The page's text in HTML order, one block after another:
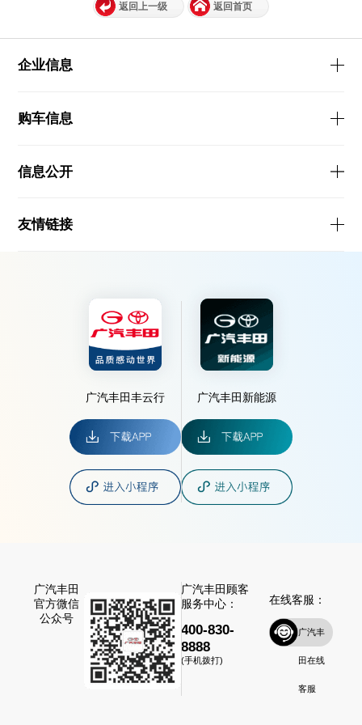
返回上一级 返回首页
企业信息
购车信息
信息公开
友情链接
广汽丰田丰云行 广汽丰田新能源
广汽丰田
官方微信
公众号
广汽丰田顾客
服务中心：
400-830-
8888
(手机拨打)
在线客服：
广汽丰
田在线
客服